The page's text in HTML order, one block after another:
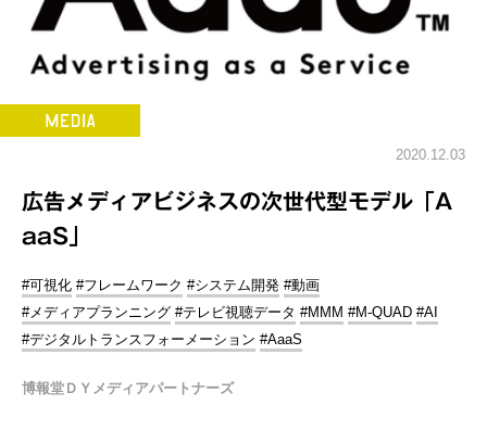
2020.12.03
広告メディアビジネスの次世代型モデル「A
aaS」
#可視化 #フレームワーク #システム開発 #動画
#メディアプランニング #テレビ視聴データ #MMM #M-QUAD #AI
#デジタルトランスフォーメーション #AaaS
博報堂ＤＹメディアパートナーズ